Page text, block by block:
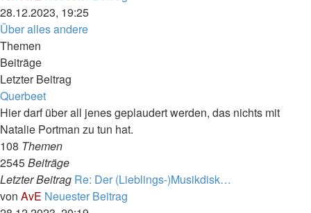
28.12.2023, 19:25
Über alles andere
Themen
Beiträge
Letzter Beitrag
Querbeet
Hier darf über all jenes geplaudert werden, das nichts mit
Natalie Portman zu tun hat.
108 Themen
2545Beiträge
Letzter Beitrag Re: Der (Lieblings-)Musikdisk…
von AvE Neuester Beitrag